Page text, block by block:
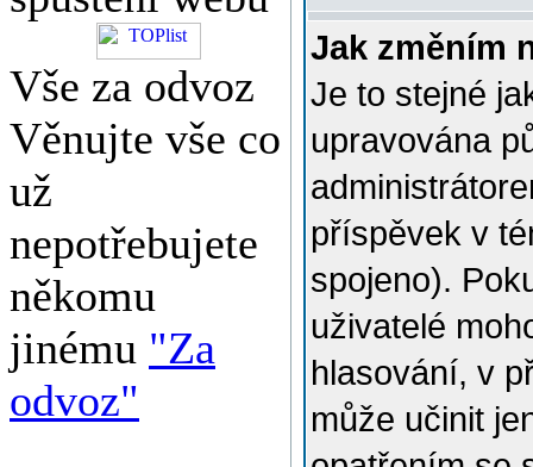
Vše za odvoz
Věnujte vše co
už
nepotřebujete
někomu
jinému "Za
odvoz"
Jak změním
Je to stejné
upravována
příspěvek v
spojeno).
uživatelé
hlasování, v
může učinit